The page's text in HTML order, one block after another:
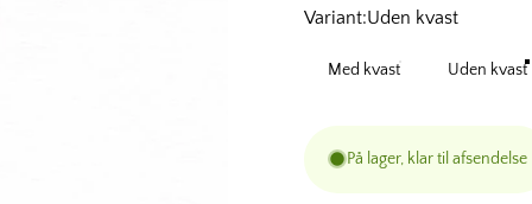
Variant
Variant:Uden kvast
Med kvast Uden kvast
På lager, klar til afsendelse